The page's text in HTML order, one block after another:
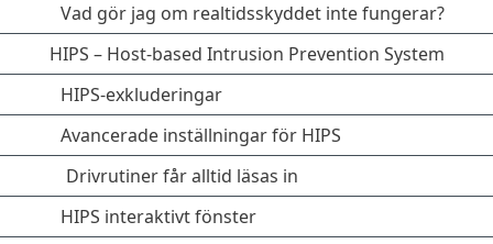
Vad gör jag om realtidsskyddet inte fungerar?
HIPS – Host-based Intrusion Prevention System
HIPS-exkluderingar
Avancerade inställningar för HIPS
Drivrutiner får alltid läsas in
HIPS interaktivt fönster